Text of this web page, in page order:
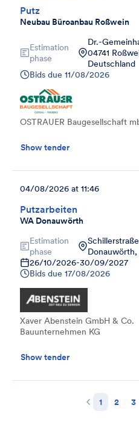
Putz
Neubau Büroanbau Roßwein
Estimation
phase
Dr.-
04741
Deutschland
Bids due 11/08/2026
OSTRAUER Baugesellschaft
Show tender
Putzarbeiten
WA Donauwörth
04/08/2026 at 11:46
Estimation
phase
26/10/2026-30/09/2027
Bids due 17/08/2026
Xaver Abenstein GmbH & Co.
Bauunternehmen KG
Show tender
1 2 3